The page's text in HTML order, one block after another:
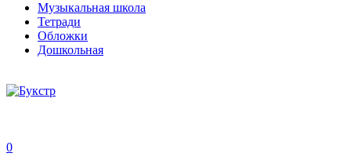
Музыкальная школа
Тетради
Обложки
Дошкольная
0